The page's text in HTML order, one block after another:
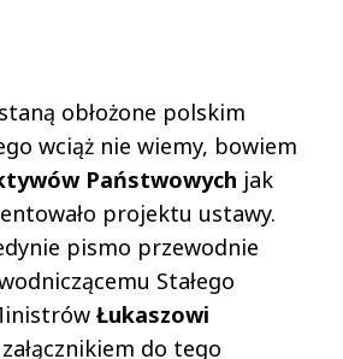
obłożone polskim
wciąż nie wiemy, bowiem
Państwowych jak
projektu ustawy.
pismo przewodnie
Stałego
Łukaszowi
do tego